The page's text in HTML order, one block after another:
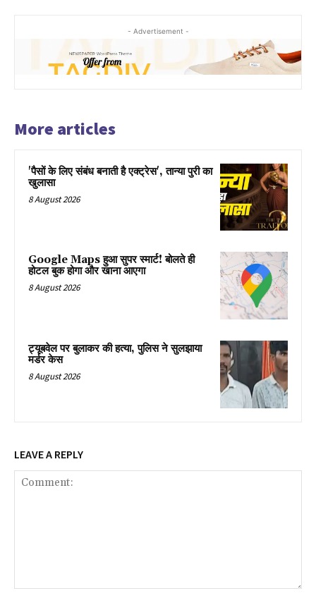
- Advertisement -
More articles
'पैसों के लिए संबंध बनाती है एक्ट्रेस', तान्या पुरी का
खुलासा
8 August 2026
Google Maps हुआ सुपर स्मार्ट! बोलते ही
होटल बुक होगा और खाना आएगा
8 August 2026
ट्यूबवेल पर बुलाकर की हत्या, पुलिस ने सुलझाया
मर्डर केस
8 August 2026
LEAVE A REPLY